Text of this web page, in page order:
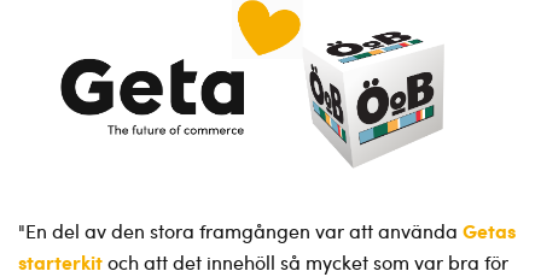
"En del av den stora framgången var att använda Getas
starterkitoch att det innehöll så mycket som var bra för